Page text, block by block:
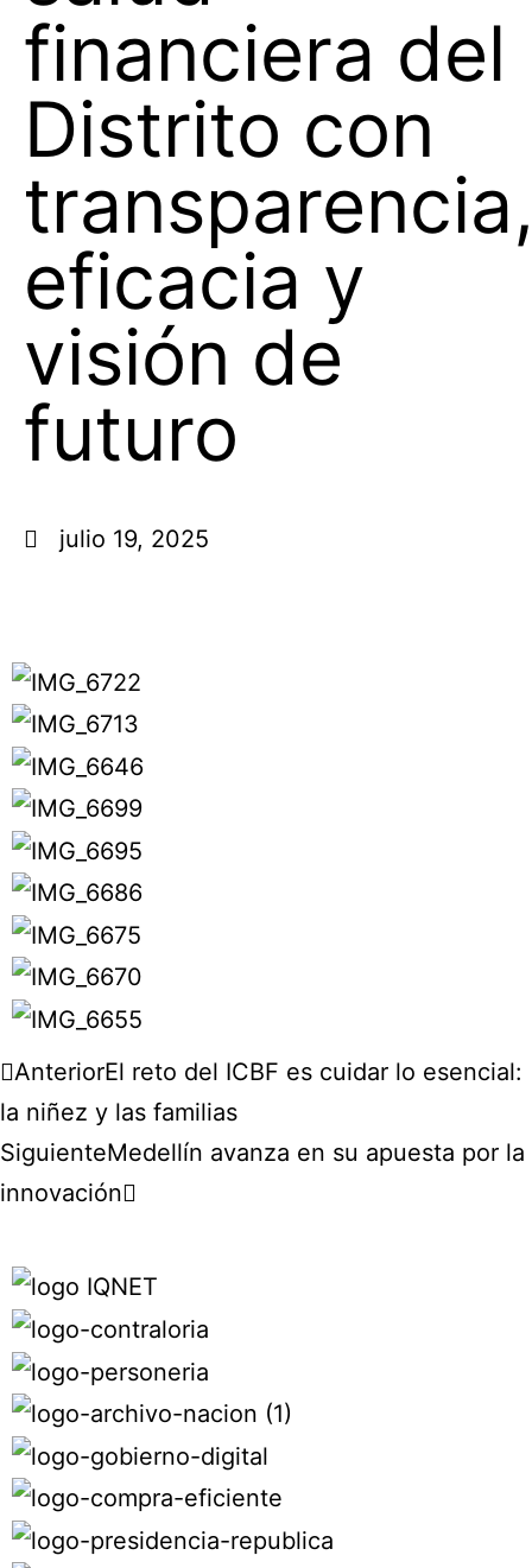
financiera del
Distrito con
eficacia y
visión de
futuro
julio 19, 2025
AnteriorEl reto del ICBF es cuidar lo esencial:
la niñez y las familias
SiguienteMedellín avanza en su apuesta por la
innovación